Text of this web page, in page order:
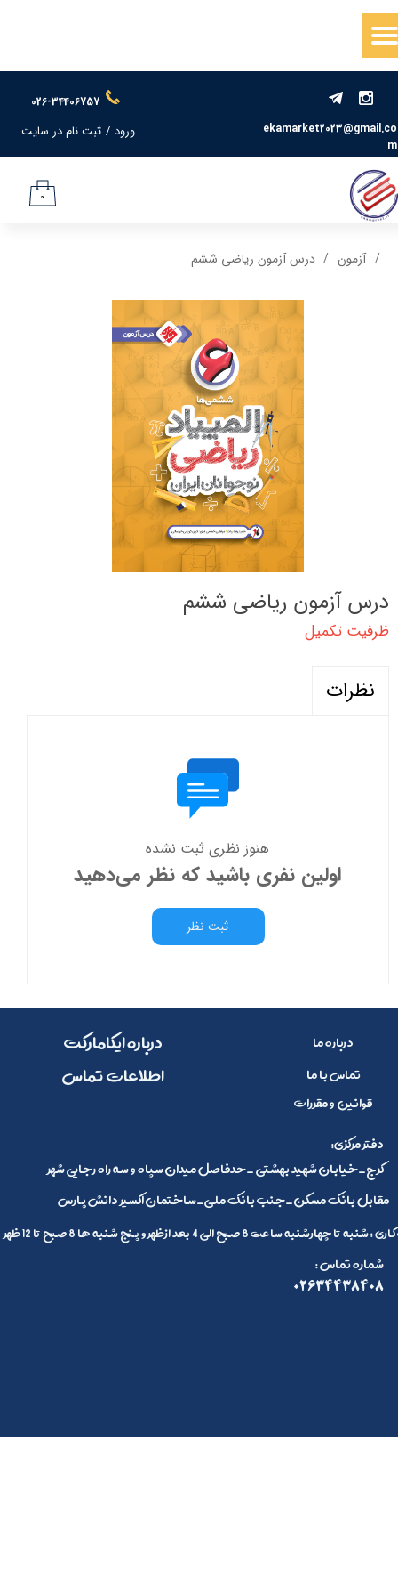
026-34406757
ekamarket2023@gmail.co
m
ورود / ثبت نام در سایت
حساب کاربری من
سفارشات
خروج از حساب کاربری
۰
آزمون درس آزمون ریاضی ششم
درس آزمون ریاضی ششم
ظرفیت تکمیل
نظرات
هنوز نظری ثبت نشده
اولین نفری باشید که نظر می‌دهید
ثبت نظر
درباره ما
تماس با ما
قوانین و مقررات
​​درباره ایکامارکت
​اطلاعات تماس
کرج_خیابان شهید بهشتی _حدفاصل میدان سپاه و سه راه رجایی شهر
مقابل بانک مسکن_جنب بانک ملی_ساختمان اکسیر دانش پارس
:دفتر مرکزی
چهارشنبه ساعت 8 صبح الی 4 بعد ازظهر و پنج شنبه ها 8 صبح تا 12 ظهر
: شماره تماس
02634438408